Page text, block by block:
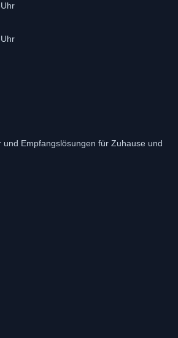
und Empfangslösungen für Zuhause und